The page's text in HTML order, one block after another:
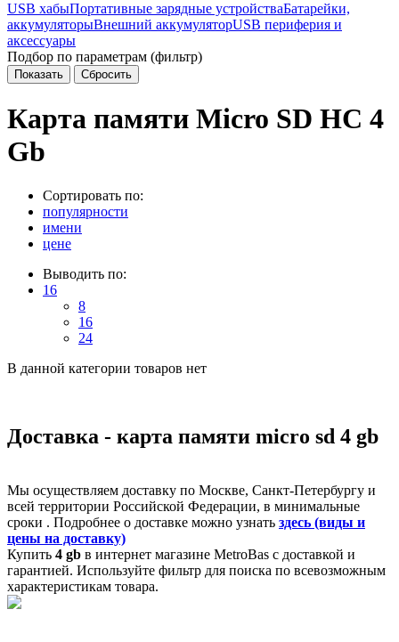
USB хабыПортативные зарядные устройстваБатарейки,
аккумуляторыВнешний аккумуляторUSB периферия и
аксессуары
Подбор по параметрам (фильтр)
Карта памяти Micro SD HC 4
Gb
Сортировать по:
популярности
имени
цене
Выводить по:
16
8
16
24
В данной категории товаров нет
Доставка - карта памяти micro sd 4 gb
Мы осуществляем доставку по Москве, Санкт-Петербургу и
всей территории Российской Федерации, в минимальные
сроки . Подробнее о доставке можно узнать здесь (виды и
цены на доставку)
Купить 4 gb в интернет магазине MetroBas с доставкой и
гарантией. Используйте фильтр для поиска по всевозможным
характеристикам товара.